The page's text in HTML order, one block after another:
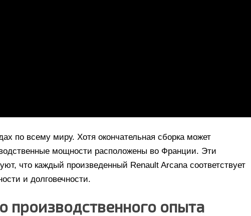
по всему миру. Хотя окончательная сборка может
мощности расположены во Франции. Эти
что каждый произведенный Renault Arcana соответствует
и долговечности.
производственного опыта